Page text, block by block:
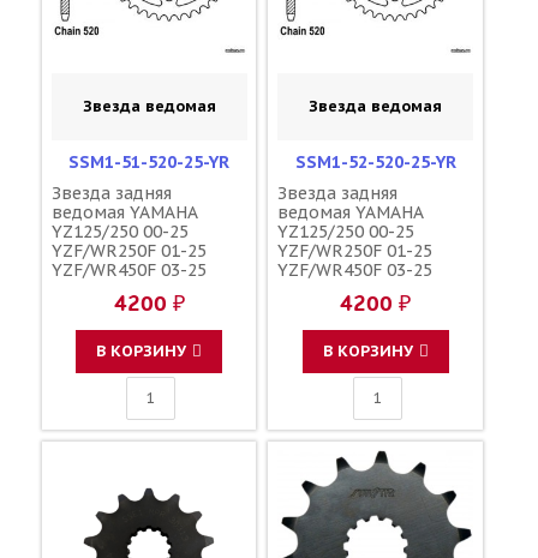
Звезда ведомая
SSM1-51-520-25-YR
Звезда задняя
ведомая YAMAHA
YZ125/250 00-25
YZF/WR250F 01-25
YZF/WR450F 03-25
зубов 51 / MRP JTR251
1-3592-51
4200 ₽
В КОРЗИНУ
Звезда ведомая
SSM1-52-520-25-YR
Звезда задняя
ведомая YAMAHA
YZ125/250 00-25
YZF/WR250F 01-25
YZF/WR450F 03-25
зубов 52 / MRP JTR251
1-3592-52
4200 ₽
В КОРЗИНУ